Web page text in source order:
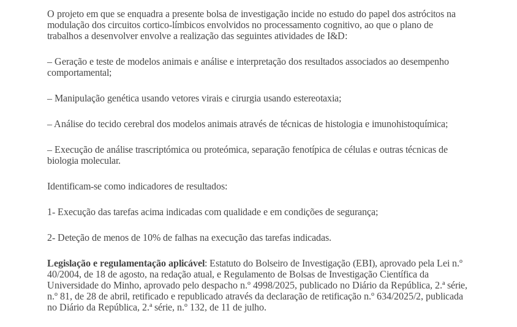
O projeto em que se enquadra a presente bolsa de investigação incide no estudo do papel dos astrócitos na
modulação dos circuitos cortico-límbicos envolvidos no processamento cognitivo, ao que o plano de
trabalhos a desenvolver envolve a realização das seguintes atividades de I&D:
– Geração e teste de modelos animais e análise e interpretação dos resultados associados ao desempenho
comportamental;
– Manipulação genética usando vetores virais e cirurgia usando estereotaxia;
– Análise do tecido cerebral dos modelos animais através de técnicas de histologia e imunohistoquímica;
– Execução de análise trascriptómica ou proteómica, separação fenotípica de células e outras técnicas de
biologia molecular.
Identificam-se como indicadores de resultados:
1- Execução das tarefas acima indicadas com qualidade e em condições de segurança;
2- Deteção de menos de 10% de falhas na execução das tarefas indicadas.
Legislação e regulamentação aplicável: Estatuto do Bolseiro de Investigação (EBI), aprovado pela Lei n.º
40/2004, de 18 de agosto, na redação atual, e Regulamento de Bolsas de Investigação Científica da
Universidade do Minho,aprovado pelo despacho n.º 4998/2025, publicado no Diário da República, 2.ª série,
n.º 81, de 28 de abril, retificado e republicado através da declaração de retificação n.º 634/2025/2, publicada
no Diário da República, 2.ª série, n.º 132, de 11 de julho.